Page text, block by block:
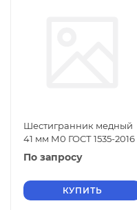
Шестигранник медный
41 мм М0 ГОСТ 1535-2016
По запросу
КУПИТЬ